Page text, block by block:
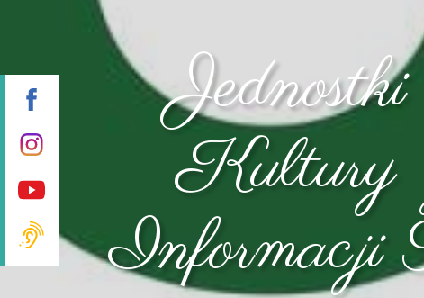
Kultury
Informacji